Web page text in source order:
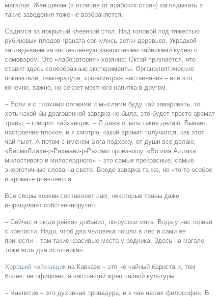
магалов. Женщинам (в отличие от арабских стран) заглядывать в
такие заведения тоже не возбраняется.
Садимся за покрытый клеенкой стол. Над головой под тяжестью
рубиновых плодов граната согнулись ветки деревьев. Украдкой
заглядываем на заставленную заварочными чайниками кухню с
самоваром. Это «лаборатория» хозяина: Октай признается, что
ставит здесь своеобразные эксперименты. Органолептические
показатели, температура, хронометраж настаивания – все это,
конечно, важно, но секрет местного напитка в другом.
– Если я с плохими словами и мыслями буду чай заваривать, то
хоть какой бы драгоценной заварка не была, это будет просто аромат
травы, – говорит чайханщик. – Я даже опыты такие делаю. Бывает,
настроение плохое, и я смотрю, какой аромат получился, как этот
чай пьют. А потом с именем Бога подхожу, от души все делаю,
«БисмиЛляхи-р-Рахмани-р-Рахим» произношу. «Во имя Аллаха
милостивого и милосердного» – это самые прекрасные, самые
энергетичные слова на свете. Вроде заварка та же, но что-то особое
в аромате появляется.
Все сборы хозяин составляет сам, некоторые травы даже
выращивает собственноручно.
– Сейчас я сюда рейхан добавил, по-русски мята. Вода у нас горная,
с крепости. Надо, чтоб два человека пошли в лес и сами ее
принесли – там такие красивые места у родника. Здесь на магале
тоже есть два источника».
Хороший чайханщик на Кавказе – это не чайный бариста и, тем
более, не официант, а настоящий жрец чайной культуры.
– Чаепитие – это духовная процедура, и в чае целая философия. В